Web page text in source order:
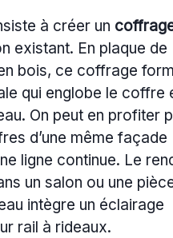
à créer un
existant. En plaque de
bois, ce coffrage
qui englobe le coffre
On peut en profiter
d’une même façade
ligne continue. Le
un salon ou une
intègre un éclairage
rail à rideaux.